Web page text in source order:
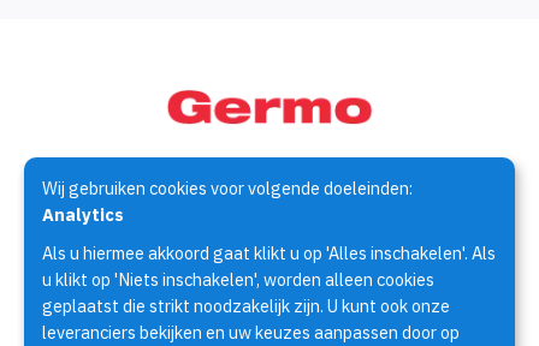
Wij gebruiken cookies voor volgende doeleinden:
Analytics
Als u hiermee akkoord gaat klikt u op 'Alles inschakelen'. Als
u klikt op 'Niets inschakelen', worden alleen cookies
geplaatst die strikt noodzakelijk zijn. U kunt ook onze
leveranciers bekijken en uw keuzes aanpassen door op
Germo Techniek is specialist op het gebied van de
assemblagetechniek. Al meer dan 30 jaar houden wij ons bezig
met het zoeken naar oplossingen voor assemblage
vraagstukken.